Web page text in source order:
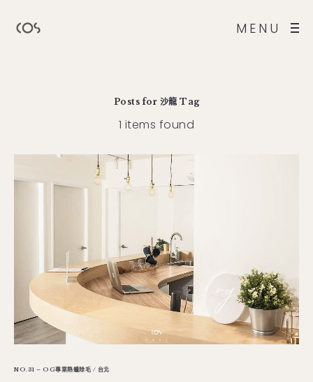
MENU
Posts for 沙龍 Tag
1 items found
NO.31 – OG專業熱蠟除毛 / 台北